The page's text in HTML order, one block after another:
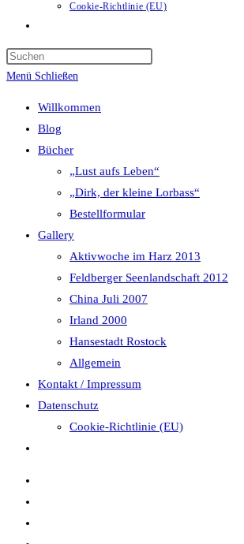
Cookie-Richtlinie (EU)
umschalten
Menü Schließen
Willkommen
Blog
Bücher
„Lust aufs Leben“
„Dirk, der kleine Lorbass“
Bestellformular
Gallery
Aktivwoche im Harz 2013
Feldberger Seenlandschaft 2012
China Juli 2007
Irland 2000
Hansestadt Rostock
Allgemein
Kontakt / Impressum
Datenschutz
Cookie-Richtlinie (EU)